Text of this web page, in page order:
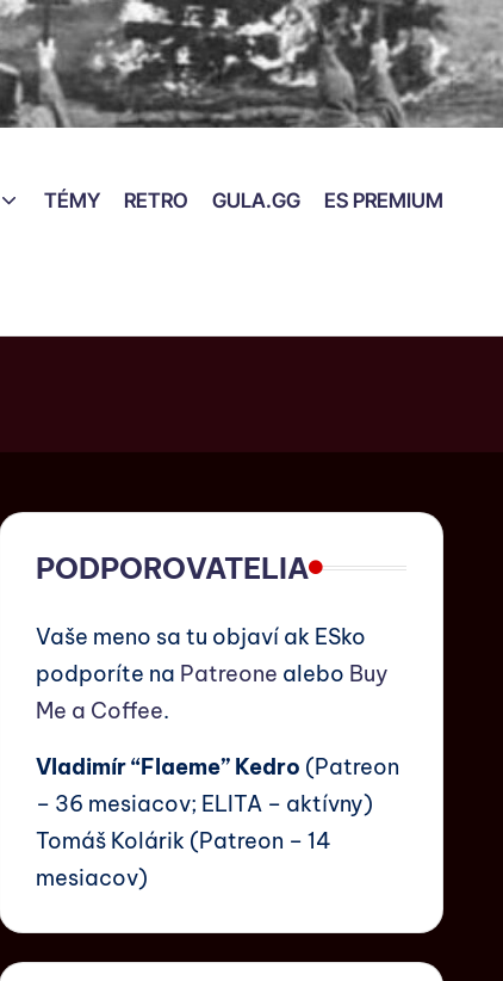
TÉMY RETRO GULA.GG ES PREMIUM
PODPOROVATELIA
Vaše meno sa tu objaví ak ESko
podporíte na Patreone alebo Buy
Me a Coffee.
Vladimír “Flaeme” Kedro (Patreon
– 36 mesiacov; ELITA – aktívny)
Tomáš Kolárik (Patreon – 14
mesiacov)